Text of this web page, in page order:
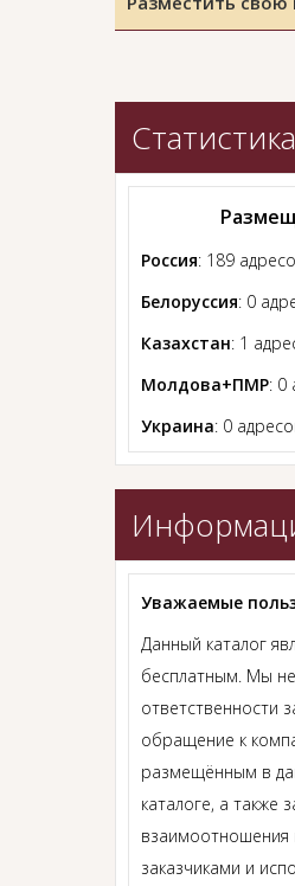
Статистика
Россия: 189
Белоруссия: 0
Казахстан: 1
Молдова+ПМР: 0
Украина: 0
Уважаемые
Данный каталог
бесплатным. Мы
ответственности
обращение к
размещённым в
каталоге, а также
взаимоотношения
заказчиками и